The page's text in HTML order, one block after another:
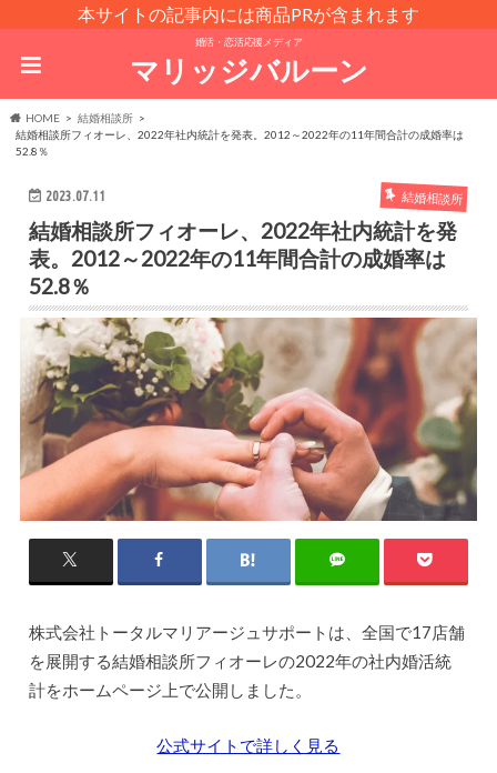
本サイトの記事内には商品PRが含まれます
婚活・恋活応援メディア
マリッジバルーン
HOME
結婚相談所
結婚相談所フィオーレ、2022年社内統計を発表。2012～2022年の11年間合計の成婚率は
52.8％
2023.07.11 結婚相談所
結婚相談所フィオーレ、2022年社内統計を発
表。2012～2022年の11年間合計の成婚率は
52.8％
株式会社トータルマリアージュサポートは、全国で17店舗
を展開する結婚相談所フィオーレの2022年の社内婚活統
計をホームページ上で公開しました。
公式サイトで詳しく見る